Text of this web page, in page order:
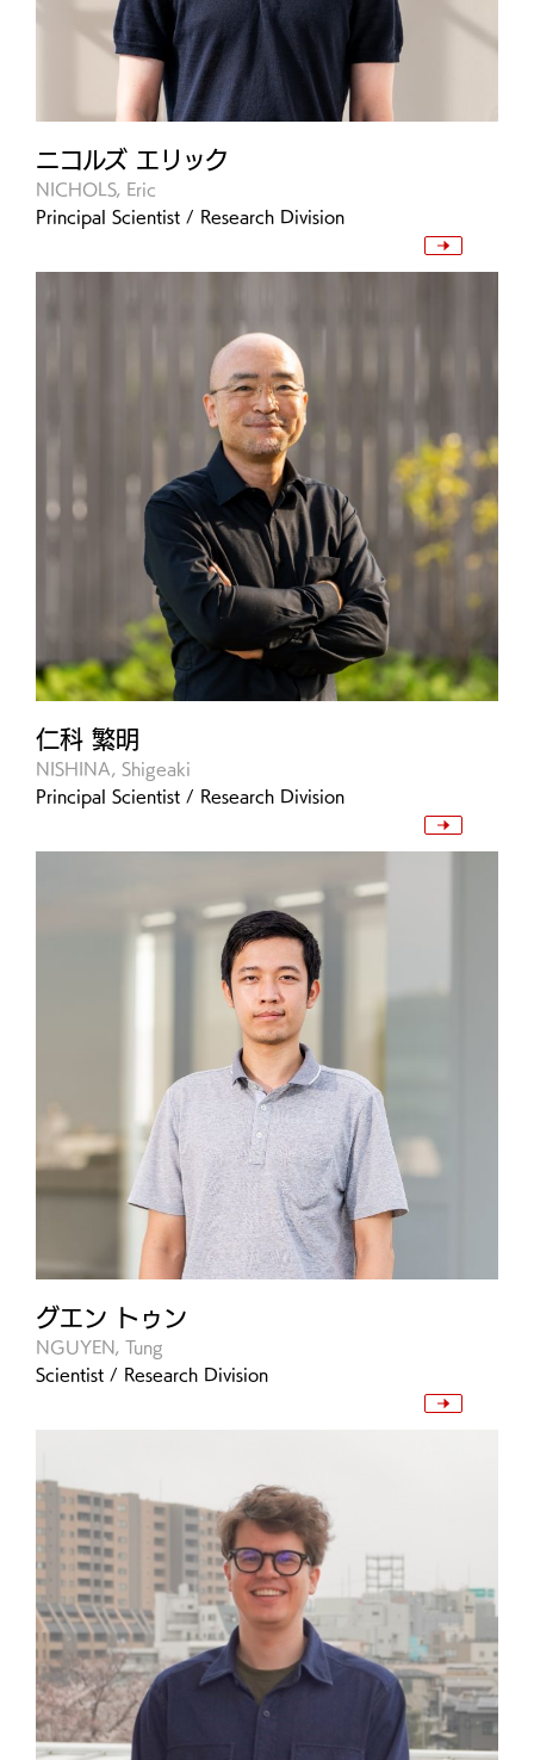
ニコルズ エリック
NICHOLS, Eric
Principal Scientist / Research Division
仁科 繁明
NISHINA, Shigeaki
Principal Scientist / Research Division
グエン トゥン
NGUYEN, Tung
Scientist / Research Division